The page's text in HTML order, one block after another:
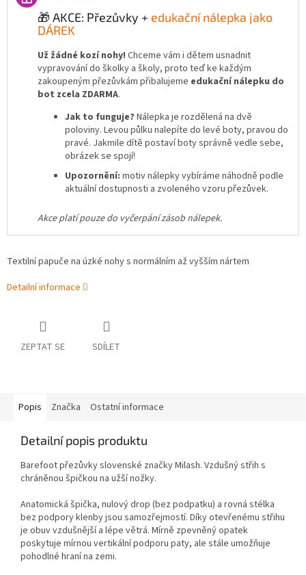
🎁 AKCE: Přezůvky + edukační nálepka jako
DÁREK
Už žádné kozí nohy! Chceme vám i dětem usnadnit
vypravování do školky a školy, proto teď ke každým
zakoupeným přezůvkám přibalujeme edukační nálepku do
bot zcela ZDARMA.
Jak to funguje? Nálepka je rozdělená na dvě
poloviny. Levou půlku nalepíte do levé boty, pravou do
pravé. Jakmile dítě postaví boty správně vedle sebe,
obrázek se spojí!
Upozornění: motiv nálepky vybíráme náhodně podle
aktuální dostupnosti a zvoleného vzoru přezůvek.
Akce platí pouze do vyčerpání zásob nálepek.
Textilní papuče na úzké nohy s normálním až vyšším nártem
Detailní informace
ZEPTAT SE SDÍLET
Popis Značka Ostatní informace
Detailní popis produktu
Barefoot přezůvky slovenské značky Milash. Vzdušný střih s
chráněnou špičkou na užší nožky.
Anatomická špička, nulový drop (bez podpatku) a rovná stélka
bez podpory klenby jsou samozřejmostí. Díkyotevřenému střihu
je obuv vzdušnější a lépe větrá. Mírně zpevněný opatek
poskytuje mírnou vertikální podporu paty, ale stále umožňuje
pohodlné hraní na zemi.